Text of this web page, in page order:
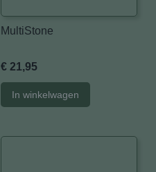
MultiStone
€ 21,95
In winkelwagen